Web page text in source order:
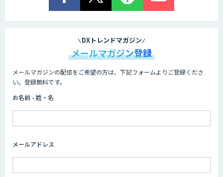
DXトレンドマガジン
メールマガジン登録
メールマガジンの配信をご希望の方は、下記フォームよりご登録くださ
い。登録無料です。
お名前 - 姓・名
メールアドレス